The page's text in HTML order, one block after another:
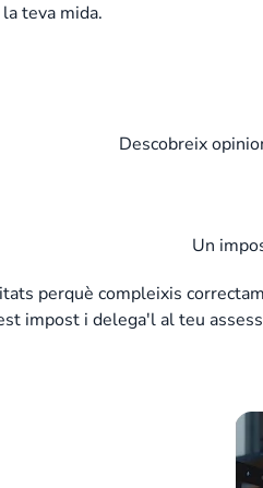
teva mida.
Descobreix
Un
perquè compleixis
impost i delega'l al teu